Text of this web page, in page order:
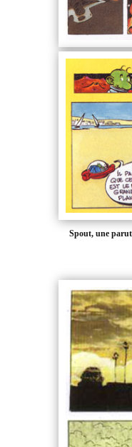
Spout, une